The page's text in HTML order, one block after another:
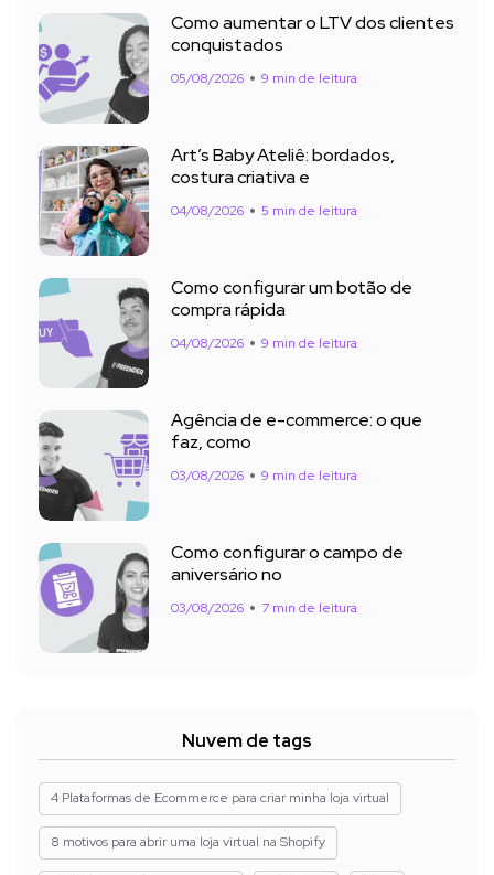
Como aumentar o LTV dos clientes
conquistados
05/08/2026 9 min de leitura
Art’s Baby Ateliê: bordados,
costura criativa e
04/08/2026 5 min de leitura
Como configurar um botão de
compra rápida
04/08/2026 9 min de leitura
Agência de e-commerce: o que
faz, como
03/08/2026 9 min de leitura
Como configurar o campo de
aniversário no
03/08/2026 7 min de leitura
Nuvem de tags
4 Plataformas de Ecommerce para criar minha loja virtual
8 motivos para abrir uma loja virtual na Shopify